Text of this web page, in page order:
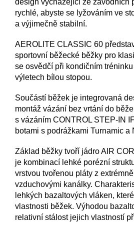
design vycházející ze závodních
rychlé, abyste se lyžováním ve
a výjimečně stabilní.
AEROLITE CLASSIC 60
sportovní běžecké běžky pro
se osvědčí při kondičním
výletech bílou stopou.
Součástí běžek je integrovaná
montáž vázání bez vrtání do
s vázáním CONTROL STEP-IN
botami s podrážkami Turnamic a
Základ běžky tvoří jádro AIR
je kombinací lehké porézní
vrstvou tvořenou pláty z
vzduchovými kanálky.
lehkých bazaltových vláken,
vlastnosti běžek. Výhodou
relativní stálost jejich vlastností